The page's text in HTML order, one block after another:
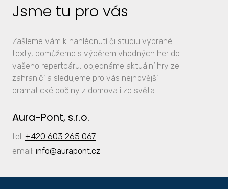
Jsme tu pro vás
Zašleme vám k nahlédnutí či studiu vybrané
texty, pomůžeme s výběrem vhodných her do
vašeho repertoáru, objednáme aktuální hry ze
zahraničí a sledujeme pro vás nejnovější
dramatické počiny z domova i ze světa.
Aura-Pont, s.r.o.
tel: +420 603 265 067
email: info@aurapont.cz